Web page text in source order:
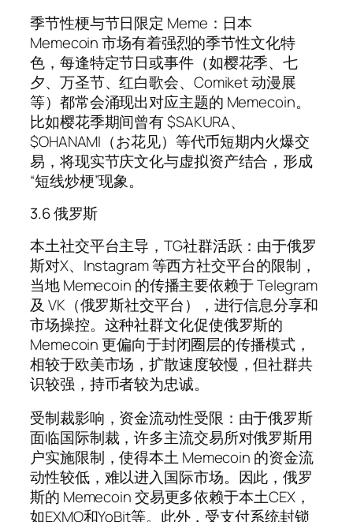
季节性梗与节日限定 Meme：日本
Memecoin 市场有着强烈的季节性文化特
色，每逢特定节日或事件（如樱花季、七
夕、万圣节、红白歌会、Comiket 动漫展
等）都常会涌现出对应主题的 Memecoin。
比如樱花季期间曾有 $SAKURA、
$OHANAMI（お花见）等代币短期内火爆交
易，将现实节庆文化与虚拟资产结合，形成
“短线炒梗”现象。
3.6 俄罗斯
本土社交平台主导，TG社群活跃：由于俄罗
斯对X、Instagram 等西方社交平台的限制，
当地 Memecoin 的传播主要依赖于 Telegram
及 VK（俄罗斯社交平台），进行信息分享和
市场操控。这种社群文化促使俄罗斯的
Memecoin 更偏向于封闭圈层的传播模式，
相较于欧美市场，扩散速度较慢，但社群共
识较强，持币者较为忠诚。
受制裁影响，资金流动性受限：由于俄罗斯
面临国际制裁，许多主流交易所对俄罗斯用
户实施限制，使得本土 Memecoin 的资金流
动性较低，难以进入国际市场。因此，俄罗
斯的 Memecoin 交易更多依赖于本土CEX，
如EXMO和YoBit等。此外，受支付系统封锁